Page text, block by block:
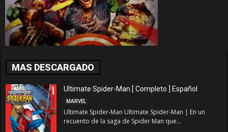
MAS DESCARGADO
Ultimate Spider-Man [ Completo ] Español
MARVEL
Ultimate Spider-Man Ultimate Spider-Man | En un
recuento de la saga de Spider Man que...